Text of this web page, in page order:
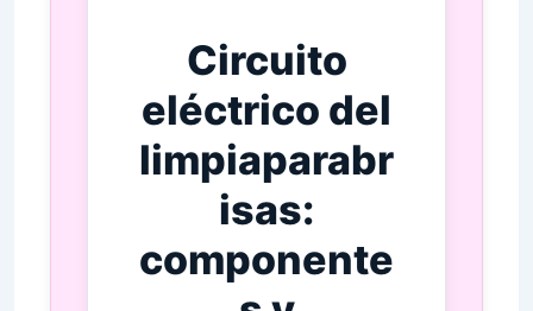
Circuito
eléctrico del
limpiaparabr
isas:
componente